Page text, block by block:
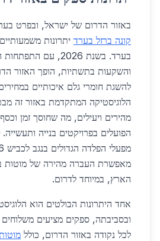
באזור הדרום של ישראל, ובפרט
קונה ברזל בערד יתרונות
בערד. בשנת 2026, עם
והשקעות בתשתיות, הופך האזור
להשגת חומרי גלם איכותיים
הלוגיסטיקה המתקדמת באזור זה
מהירים ויעילים, מה שחוסך זמן
הפועלים בפרויקטים בנייה
מאפשרת העברה מהירה של מוטות
הארץ, במיוחד לדרום.
אחד היתרונות הבולטים הוא
לכל נקודה באזור הדרום, כולל